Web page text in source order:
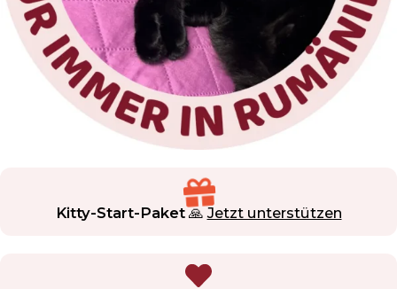
Kitty-Start-Paket🙏Jetzt unterstützen